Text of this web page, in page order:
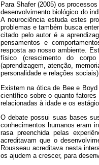
Para Shafer (2005) os
desenvolvimento biológico do
A neurociência estuda estes
problemas e também busca
citado pelo autor é a
pensamentos e
resposta ao nosso ambiente.
físico (crescimento do corpo
(aprendizagem, atenção,
personalidade e relações
Existem na ótica de Bee e
científico sobre o quanto
relacionadas à idade e os
O debate possui suas bases
conhecimentos humanos eram
rasa preenchida pelas
acreditavam que o
Rousseau acreditava nesta
os ajudem a crescer, para